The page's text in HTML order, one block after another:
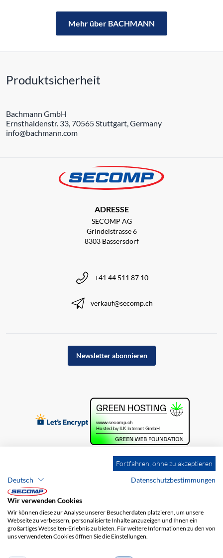
Mehr über BACHMANN
Produktsicherheit
Bachmann GmbH
Ernsthaldenstr. 33, 70565 Stuttgart, Germany
info@bachmann.com
ADRESSE
SECOMP AG
Grindelstrasse 6
8303 Bassersdorf
+41 44 511 87 10
verkauf@secomp.ch
Newsletter abonnieren
Brands Impressum
AGB
Haftungsausschluss
Versandkosten
Fortfahren, ohne zu akzeptieren
Deutsch
Datenschutzbestimmungen
Wir verwenden Cookies
Wir können diese zur Analyse unserer Besucherdaten platzieren, um unsere
Webseite zu verbessern, personalisierte Inhalte anzuzeigen und Ihnen ein
großartiges Webseiten-Erlebnis zu bieten. Für weitere Informationen zu den von
uns verwendeten Cookies öffnen Sie die Einstellungen.